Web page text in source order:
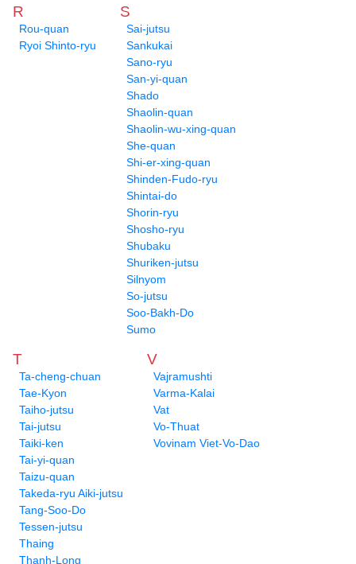
R
Rou-quan
Ryoi Shinto-ryu
S
Sai-jutsu
Sankukai
Sano-ryu
San-yi-quan
Shado
Shaolin-quan
Shaolin-wu-xing-quan
She-quan
Shi-er-xing-quan
Shinden-Fudo-ryu
Shintai-do
Shorin-ryu
Shosho-ryu
Shubaku
Shuriken-jutsu
Silnyom
So-jutsu
Soo-Bakh-Do
Sumo
T
Ta-cheng-chuan
Tae-Kyon
Taiho-jutsu
Tai-jutsu
Taiki-ken
Tai-yi-quan
Taizu-quan
Takeda-ryu Aiki-jutsu
Tang-Soo-Do
Tessen-jutsu
Thaing
Thanh-Long
V
Vajramushti
Varma-Kalai
Vat
Vo-Thuat
Vovinam Viet-Vo-Dao